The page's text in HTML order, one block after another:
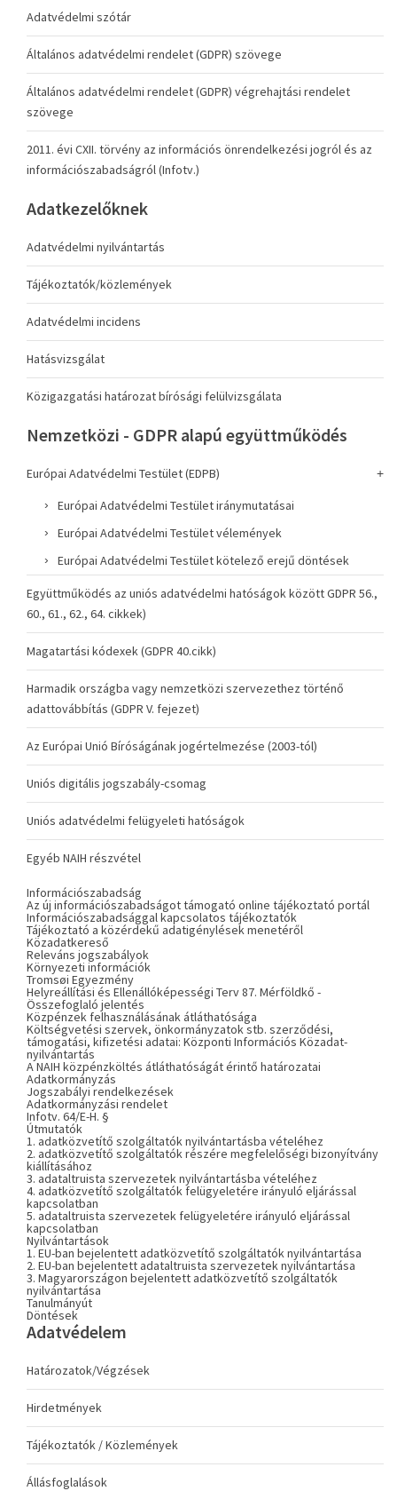
Adatvédelmi szótár
Általános adatvédelmi rendelet (GDPR) szövege
Általános adatvédelmi rendelet (GDPR) végrehajtási rendelet
szövege
2011. évi CXII. törvény az információs önrendelkezési jogról és az
információszabadságról (Infotv.)
Adatkezelőknek
Adatvédelmi nyilvántartás
Tájékoztatók/közlemények
Adatvédelmi incidens
Hatásvizsgálat
Közigazgatási határozat bírósági felülvizsgálata
Nemzetközi - GDPR alapú együttműködés
Európai Adatvédelmi Testület (EDPB)
Európai Adatvédelmi Testület iránymutatásai
Európai Adatvédelmi Testület vélemények
Európai Adatvédelmi Testület kötelező erejű döntések
Együttműködés az uniós adatvédelmi hatóságok között GDPR 56.,
60., 61., 62., 64. cikkek)
Magatartási kódexek (GDPR 40.cikk)
Harmadik országba vagy nemzetközi szervezethez történő
adattovábbítás (GDPR V. fejezet)
Az Európai Unió Bíróságának jogértelmezése (2003-tól)
Uniós digitális jogszabály-csomag
Uniós adatvédelmi felügyeleti hatóságok
Egyéb NAIH részvétel
Információszabadság
Az új információszabadságot támogató online tájékoztató portál
Információszabadsággal kapcsolatos tájékoztatók
Tájékoztató a közérdekű adatigénylések menetéről
Közadatkereső
Releváns jogszabályok
Környezeti információk
Tromsøi Egyezmény
Helyreállítási és Ellenállóképességi Terv 87. Mérföldkő -
Összefoglaló jelentés
Közpénzek felhasználásának átláthatósága
Költségvetési szervek, önkormányzatok stb. szerződési,
támogatási, kifizetési adatai: Központi Információs Közadat-
nyilvántartás
A NAIH közpénzköltés átláthatóságát érintő határozatai
Adatkormányzás
Jogszabályi rendelkezések
Adatkormányzási rendelet
Infotv. 64/E-H. §
Útmutatók
1. adatközvetítő szolgáltatók nyilvántartásba vételéhez
2. adatközvetítő szolgáltatók részére megfelelőségi bizonyítvány
kiállításához
3. adataltruista szervezetek nyilvántartásba vételéhez
4. adatközvetítő szolgáltatók felügyeletére irányuló eljárással
kapcsolatban
5. adataltruista szervezetek felügyeletére irányuló eljárással
kapcsolatban
Nyilvántartások
1. EU-ban bejelentett adatközvetítő szolgáltatók nyilvántartása
2. EU-ban bejelentett adataltruista szervezetek nyilvántartása
3. Magyarországon bejelentett adatközvetítő szolgáltatók
nyilvántartása
Tanulmányút
Döntések
Adatvédelem
Határozatok/Végzések
Hirdetmények
Tájékoztatók / Közlemények
Állásfoglalások